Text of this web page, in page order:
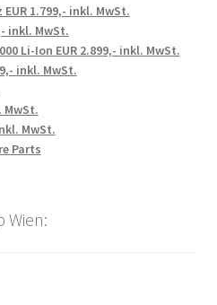
1.799,- inkl. MwSt.
inkl. MwSt.
Li-Ion EUR 2.899,- inkl. MwSt.
inkl. MwSt.
MwSt.
MwSt.
Parts
Wien: